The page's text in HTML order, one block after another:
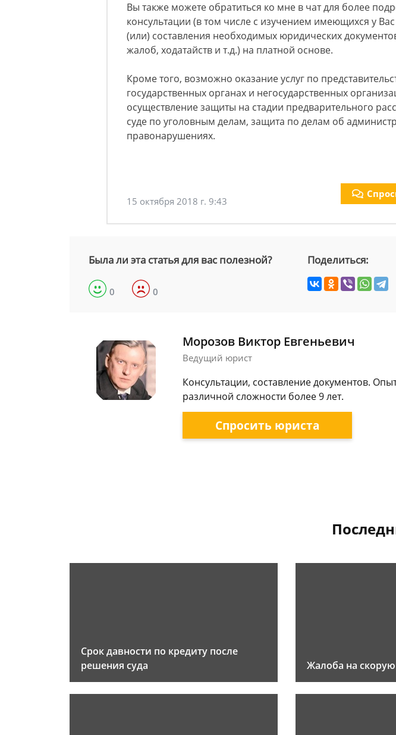
Вы также можете обратиться ко мне в чат для более
консультации (в том числе с изучением имеющихся у
(или) составления необходимых юридических
жалоб, ходатайств и т.д.) на платной основе.
Кроме того, возможно оказание услуг по
государственных органах и негосударственных
осуществление защиты на стадии предварительного
суде по уголовным делам, защита по делам об
правонарушениях.
15 октября 2018 г. 9:43
Была ли эта статья для вас полезной?
0 0
Поделиться:
Морозов Виктор Евгеньевич
Ведущий юрист
Консультации, составление документов.
различной сложности более 9 лет.
Спросить юриста
Срок давности по кредиту после
решения суда
Жалоба на